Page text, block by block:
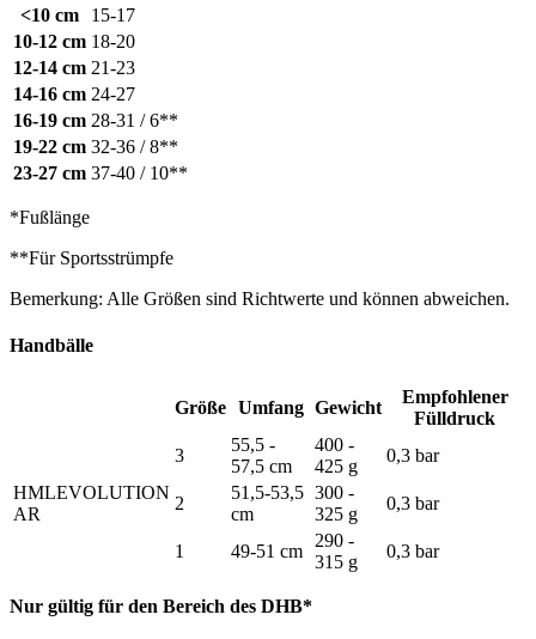
<10 cm
15-17
10-12 cm 18-20
12-14 cm 21-23
14-16 cm 24-27
16-19 cm 28-31 / 6**
19-22 cm 32-36 / 8**
23-27 cm 37-40 / 10**
*Fußlänge
**Für Sportsstrümpfe
Bemerkung: Alle Größen sind Richtwerte und können abweichen.
Handbälle
Größe Umfang Gewicht
Empfohlener
Fülldruck
HMLEVOLUTION
AR
3
55,5 -
57,5 cm
400 -
425 g
0,3 bar
2
51,5-53,5
cm
300 -
325 g
0,3 bar
1 49-51 cm
290 -
315 g
0,3 bar
Nur gültig für den Bereich des DHB*